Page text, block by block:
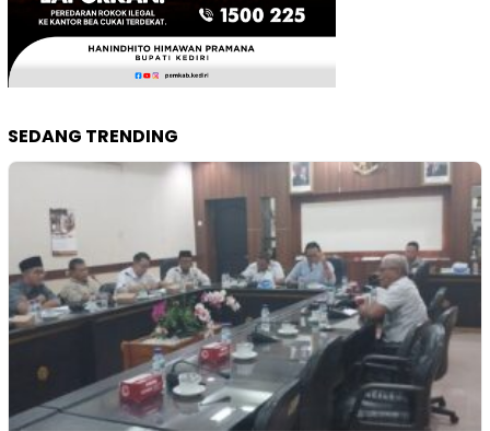
SEDANG TRENDING